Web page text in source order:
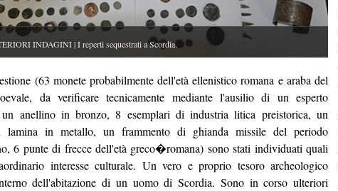
INDAGINI | I reperti sequestrati a Scordia.
(63 monete probabilmente dell'età ellenistico romana e araba del
da verificare tecnicamente mediante l'ausilio di un esperto
un anellino in bronzo, 8 esemplari di industria litica preistorica, un
lamina in metallo, un frammento di ghianda missile del periodo
6 punte di frecce dell'età greco�romana) sono stati individuati quali
interesse culturale. Un vero e proprio tesoro archeologico
dell'abitazione di un uomo di Scordia. Sono in corso ulteriori